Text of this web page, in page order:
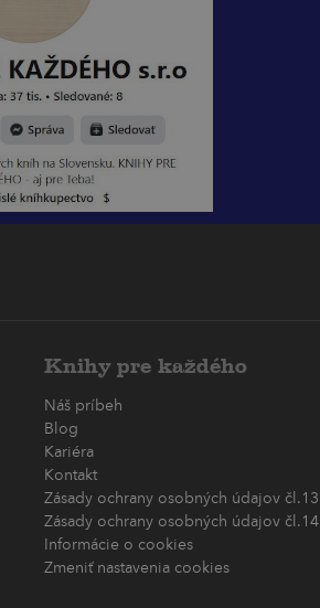
Knihy pre každého
Náš príbeh
Blog
Kariéra
Kontakt
Zásady ochrany osobných údajov čl.13
Zásady ochrany osobných údajov čl.14
Informácie o cookies
Zmeniť nastavenia cookies